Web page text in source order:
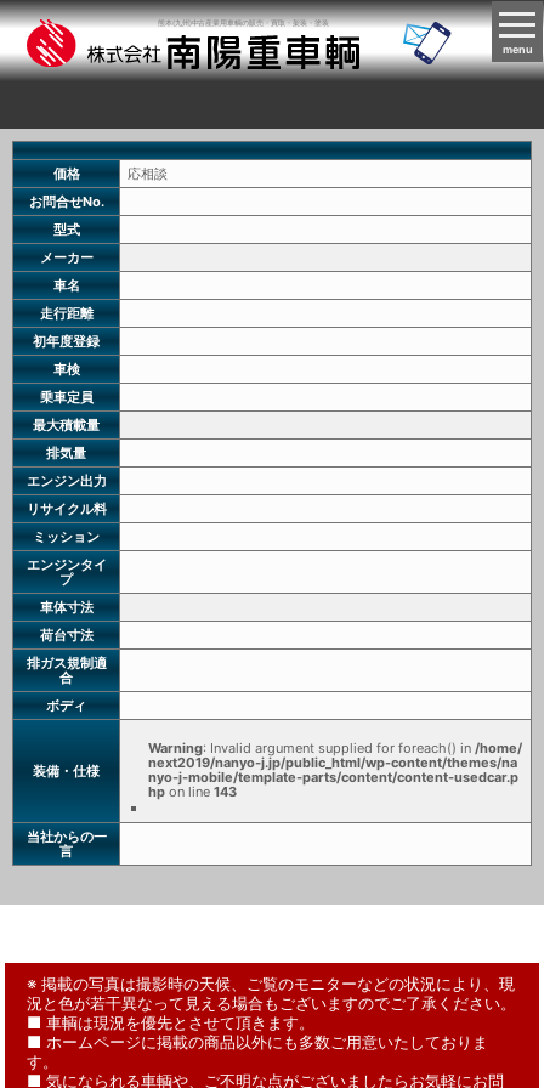
熊本(九州)中古産業用車輌の販売・買取・架装・塗装
menu
価格
応相談
お問合せNo.
型式
メーカー
車名
走行距離
初年度登録
車検
乗車定員
最大積載量
排気量
エンジン出力
リサイクル料
ミッション
エンジンタイ
プ
車体寸法
荷台寸法
排ガス規制適
合
ボディ
装備・仕様
Warning: Invalid argument supplied for foreach() in/home/
next2019/nanyo-j.jp/public_html/wp-content/themes/na
nyo-j-mobile/template-parts/content/content-usedcar.p
hp on line143
当社からの一
言
※ 掲載の写真は撮影時の天候、ご覧のモニターなどの状況により、現
況と色が若干異なって見える場合もございますのでご了承ください。
■ 車輌は現況を優先とさせて頂きます。
■ ホームページに掲載の商品以外にも多数ご用意いたしておりま
す。
■ 気になられる車輌や、ご不明な点がございましたらお気軽にお問